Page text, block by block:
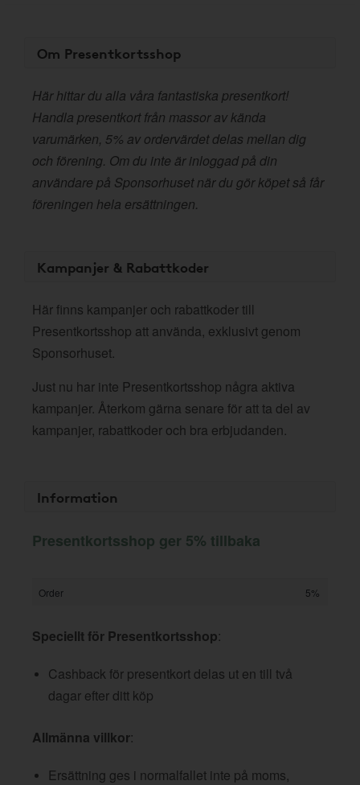
Om Presentkortsshop
Här hittar du alla våra fantastiska presentkort!
Handla presentkort från massor av kända
varumärken, 5% av ordervärdet delas mellan dig
och förening. Om du inte är inloggad på din
användare på Sponsorhuset när du gör köpet så får
föreningen hela ersättningen.
Kampanjer & Rabattkoder
Här finns kampanjer och rabattkoder till
Presentkortsshop att använda, exklusivt genom
Sponsorhuset.
Just nu har inte Presentkortsshop några aktiva
kampanjer. Återkom gärna senare för att ta del av
kampanjer, rabattkoder och bra erbjudanden.
Information
Presentkortsshop ger 5% tillbaka
Order 5%
Speciellt för Presentkortsshop:
Cashback för presentkort delas ut en till två
dagar efter ditt köp
Allmänna villkor:
Ersättning ges i normalfallet inte på moms,